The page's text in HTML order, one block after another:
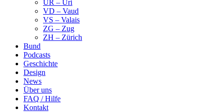
UR – Uri
VD – Vaud
VS – Valais
ZG – Zug
ZH – Zürich
Bund
Podcasts
Geschichte
Design
News
Über uns
FAQ / Hilfe
Kontakt